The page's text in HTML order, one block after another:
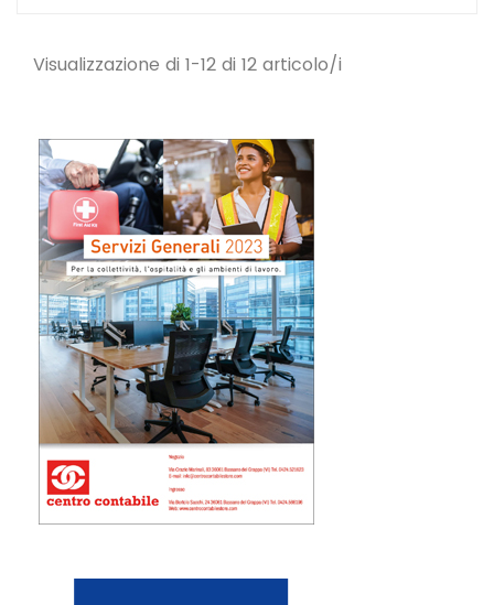
Visualizzazione di 1-12 di 12 articolo/i